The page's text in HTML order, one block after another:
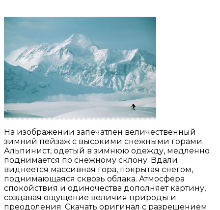
На изображении запечатлен величественный
зимний пейзаж с высокими снежными горами.
Альпинист, одетый в зимнюю одежду, медленно
поднимается по снежному склону. Вдали
виднеется массивная гора, покрытая снегом,
поднимающаяся сквозь облака. Атмосфера
спокойствия и одиночества дополняет картину,
создавая ощущение величия природы и
преодоления. Скачать оригинал с разрешением